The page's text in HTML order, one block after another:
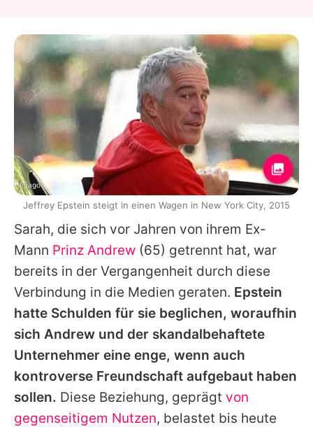
Sarah, die sich vor Jahren von ihrem Ex-
Mann Prinz Andrew (65) getrennt hat, war
bereits in der Vergangenheit durch diese
Verbindung in die Medien geraten. Epstein
hatte Schulden für sie beglichen, woraufhin
sich Andrew und der skandalbehaftete
Unternehmer eine enge, wenn auch
kontroverse Freundschaft aufgebaut haben
sollen. Diese Beziehung, geprägt von
gegenseitigem Nutzen, belastet bis heute
Imago
Jeffrey Epstein steigt in einen Wagen in New York City, 2015